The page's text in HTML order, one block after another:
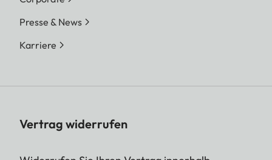
Presse & News
Karriere
Vertrag widerrufen